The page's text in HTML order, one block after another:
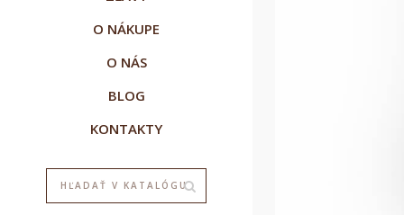
O NÁKUPE
O NÁS
BLOG
KONTAKTY